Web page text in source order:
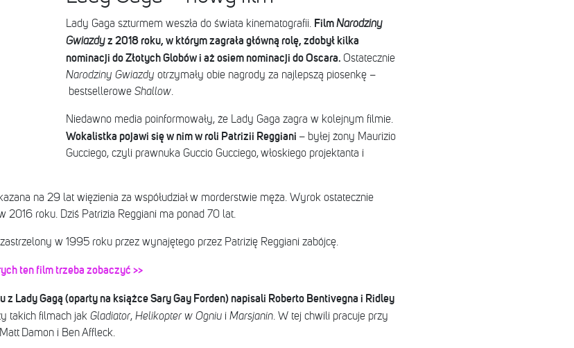
Lady Gaga szturmem weszła do świata kinematografii. FilmNarodziny
Gwiazdyz 2018 roku, w którym zagrała główną rolę, zdobył kilka
nominacji do Złotych Globów i aż osiem nominacji do Oscara. Ostatecznie
Narodziny Gwiazdy otrzymały obie nagrody za najlepszą piosenkę –
bestselleroweShallow.
Niedawno media poinformowały, że Lady Gaga zagra w kolejnym filmie.
Wokalistka pojawi się w nim w roli Patrizii Reggiani – byłej żony Maurizio
Gucciego, czyli prawnuka Guccio Gucciego, włoskiego projektanta i
na 29 lat więzienia za współudział w morderstwie męża. Wyrok ostatecznie
2016 roku. Dziś Patrizia Reggiani ma ponad 70 lat.
w 1995 roku przez wynajętego przez Patrizię Reggiani zabójcę.
ten film trzeba zobaczyć >>
z Lady Gagą (oparty na książce Sary Gay Forden) napisali Roberto Bentivegna i Ridley
takich filmach jak Gladiator, Helikopter w Ogniui Marsjanin. W tej chwili pracuje przy
Damon i Ben Affleck.